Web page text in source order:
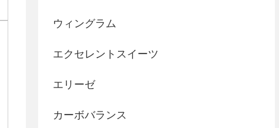
ウィングラム
エクセレントスイーツ
エリーゼ
カーボバランス